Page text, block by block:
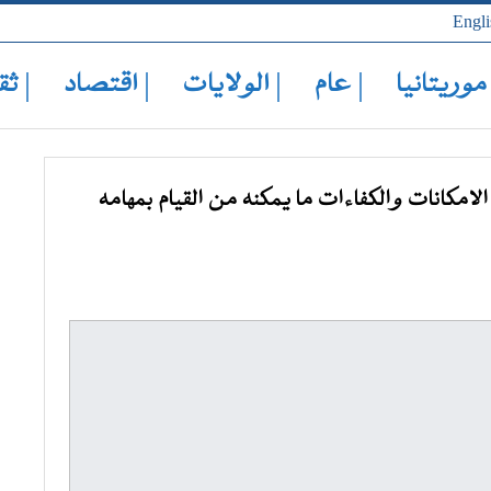
| موريتانيا | عام | الولايات | اقتصاد |
والكفاءات ما يمكنه من القيام بمهامه